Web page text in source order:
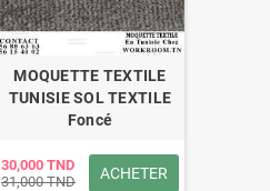
MOQUETTE TEXTILE
TUNISIE SOL TEXTILE
Foncé
30,000 TND
31,000 TND
ACHETER